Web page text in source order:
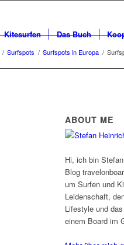
Kitesurfen Das Buch
/ Surfspots / Surfspots in Europa /
ABOUT ME
Hi, ich bin
Blog
um Surfen und
Leidenschaft,
Lifestyle und
einem Board im